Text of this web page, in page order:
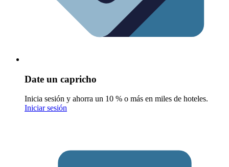
Date un capricho
Inicia sesión y ahorra un 10 % o más en miles de hoteles.
Iniciar sesión